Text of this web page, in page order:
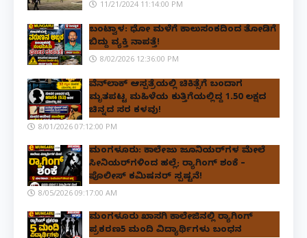
11/21/2024 11:14:00 PM
ಬಂಟ್ವಾಳ: ಧೋ ಮಳೆಗೆ ಕಾಲುಸಂಕದಿಂದ ತೋಡಿಗೆ
ಬಿದ್ದು ವ್ಯಕ್ತಿ ನಾಪತ್ತೆ!
8/02/2026 12:36:00 PM
ವೆನ್‌ಲಾಕ್ ಆಸ್ಪತ್ರೆಯಲ್ಲಿ ಚಿಕಿತ್ಸೆಗೆ ಬಂದಾಗ
ಮೃತಪಟ್ಟ ಮಹಿಳೆಯ ಕುತ್ತಿಗೆಯಲ್ಲಿದ್ದ ₹1.50 ಲಕ್ಷದ
ಚಿನ್ನದ ಸರ ಕಳವು!
8/01/2026 07:12:00 PM
ಮಂಗಳೂರು: ಕಾಲೇಜು ಜೂನಿಯರ್‌ಗಳ ಮೇಲೆ
ಸೀನಿಯರ್‌ಗಳಿಂದ ಹಲ್ಲೆ; ರ‌್ಯಾಗಿಂಗ್ ಶಂಕೆ –
ಪೊಲೀಸ್ ಕಮಿಷನರ್ ಸ್ಪಷ್ಟನೆ!
8/05/2026 09:17:00 AM
ಮಂಗಳೂರು ಖಾಸಗಿ ಕಾಲೇಜಿನಲ್ಲಿ ರ‌್ಯಾಗಿಂಗ್
ಪ್ರಕರಣ5 ಮಂದಿ ವಿದ್ಯಾರ್ಥಿಗಳು ಬಂಧನ